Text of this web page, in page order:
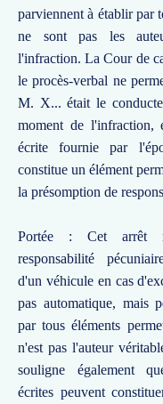
parviennent à établir par
ne sont pas les
l'infraction. La Cour de
le procès-verbal ne
M. X... était le
moment de l'infraction,
écrite fournie par
constitue un élément
la présomption de
Portée : Cet arrêt
responsabilité
d'un véhicule en cas
pas automatique, mais
par tous éléments
n'est pas l'auteur
souligne également
écrites peuvent